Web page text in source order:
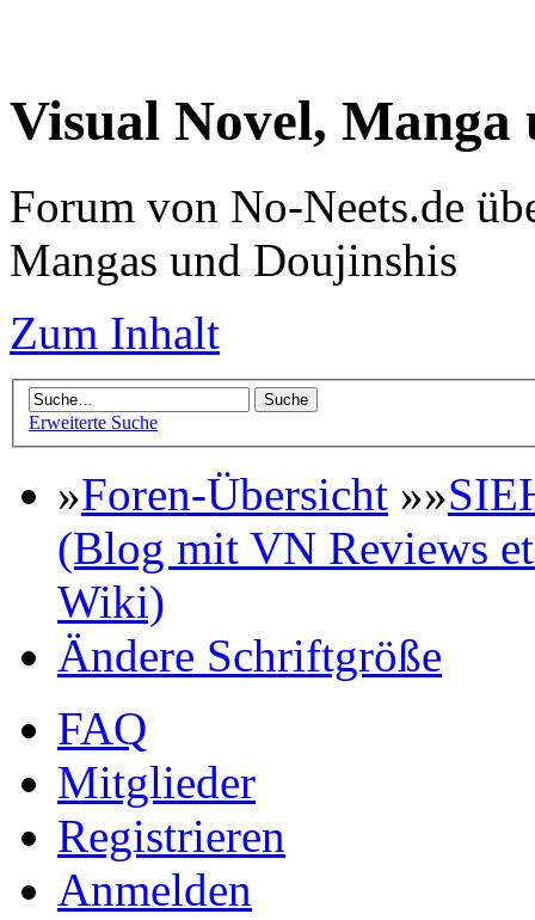
Visual Novel,
Forum von No-Neets.de
Mangas und Doujinshis
Zum Inhalt
Erweiterte Suche
»Foren-Übersicht »»
(Blog mit VN Reviews
Wiki)
Ändere Schriftgröße
FAQ
Mitglieder
Registrieren
Anmelden